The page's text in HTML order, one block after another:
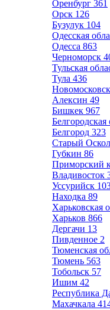
Оренбург 361
Орск 126
Бузулук 104
Одесская
Одесса 863
Черноморск
Тульская
Тула 436
Новомосковск
Алексин 49
Бишкек 967
Белгородская
Белгород 323
Старый Оскол
Губкин 86
Приморский
Владивосток
Уссурийск
Находка 89
Харьковская
Харьков 866
Дергачи 13
Пивденное 2
Тюменская
Тюмень 563
Тобольск 57
Ишим 42
Республика
Махачкала